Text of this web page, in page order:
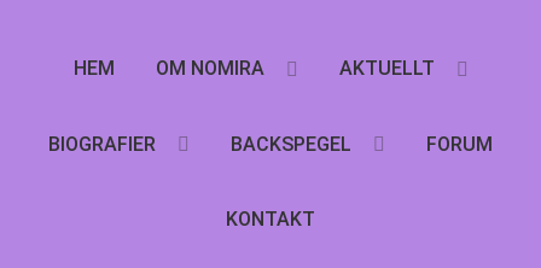
HEM OM NOMIRA AKTUELLT
BIOGRAFIER BACKSPEGEL FORUM
KONTAKT